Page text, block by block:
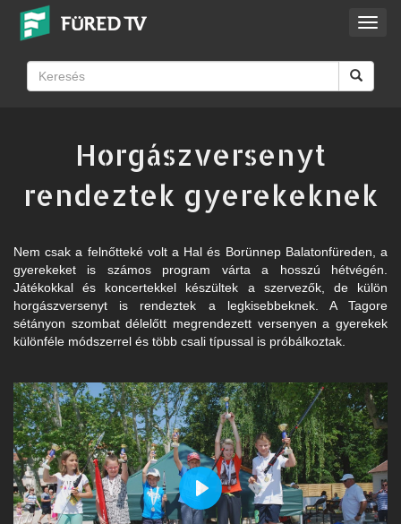
Horgászversenyt
rendeztek gyerekeknek
Nem csak a felnőtteké volt a Hal és Borünnep Balatonfüreden, a
gyerekeket is számos program várta a hosszú hétvégén.
Játékokkal és koncertekkel készültek a szervezők, de külön
horgászversenyt is rendeztek a legkisebbeknek. A Tagore
sétányon szombat délelőtt megrendezett versenyen a gyerekek
különféle módszerrel és több csali típussal is próbálkoztak.
Play